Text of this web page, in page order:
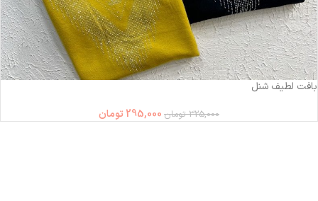
-9%
ناموجود
بافت لطیف شنل
325,000 تومان 295,000 تومان